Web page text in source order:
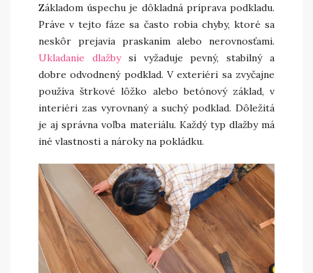
Základom úspechu je dôkladná príprava podkladu.
Práve v tejto fáze sa často robia chyby, ktoré sa
neskôr prejavia praskaním alebo nerovnosťami.
Ukladanie dlažbysi vyžaduje pevný, stabilný a
dobre odvodnený podklad. V exteriéri sa zvyčajne
používa štrkové lôžko alebo betónový základ, v
interiéri zas vyrovnaný a suchý podklad. Dôležitá
je aj správna voľba materiálu. Každý typ dlažby má
iné vlastnosti a nároky na pokládku.